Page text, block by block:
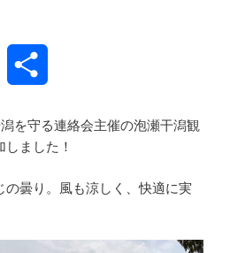
n
e
を守る連絡会主催の泡瀬干潟観
ました！
の曇り。風も涼しく、快適に実